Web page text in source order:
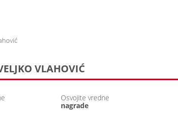
VLAHOVIĆ
Osvojite vredne
nagrade